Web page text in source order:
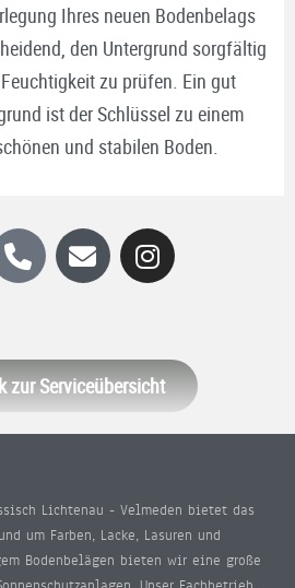
Ihres neuen Bodenbelags
den Untergrund sorgfältig
zu prüfen. Ein gut
ist der Schlüssel zu einem
und stabilen Boden.
zur Serviceübersicht
Lichtenau - Velmeden bietet das
um Farben, Lacke, Lasuren und
Bodenbelägen bieten wir eine große